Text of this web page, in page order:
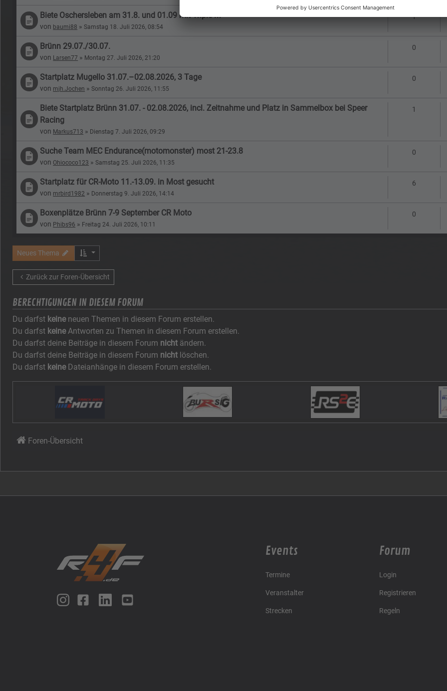
Biete Oschersleben am 31.8. und 01.09 mit Triple M
von baumi88 » Samstag 18. Juli 2026, 08:54
1
Brünn 29.07./30.07.
von Larsen77 » Montag 27. Juli 2026, 21:20
0
Startplatz Mugello 31.07.–02.08.2026, 3 Tage
von mjh.Jochen » Sonntag 26. Juli 2026, 11:55
0
Biete Startplatz Brünn 31.07. - 02.08.2026, incl. Zeitnahme und Platz in Sammelbox bei Speer
Racing
von Markus713 » Dienstag 7. Juli 2026, 09:29
1
Suche Team MEC Endurance(motomonster) most 21-23.8
von Ohiococo123 » Samstag 25. Juli 2026, 11:35
0
Startplatz für CR-Moto 11.-13.09. in Most gesucht
von mrbird1982 » Donnerstag 9. Juli 2026, 14:14
6
Boxenplätze Brünn 7-9 September CR Moto
von Phibs96 » Freitag 24. Juli 2026, 10:11
0
Neues Thema
Zurück zur Foren-Übersicht
BERECHTIGUNGEN IN DIESEM FORUM
Du darfst keineneuen Themen in diesem Forum erstellen.
Du darfst keineAntworten zu Themen in diesem Forum erstellen.
Du darfst deine Beiträge in diesem Forum nicht ändern.
Du darfst deine Beiträge in diesem Forum nicht löschen.
Du darfst keineDateianhänge in diesem Forum erstellen.
Foren-Übersicht
Events
Termine
Veranstalter
Strecken
Forum
Login
Registrieren
Regeln